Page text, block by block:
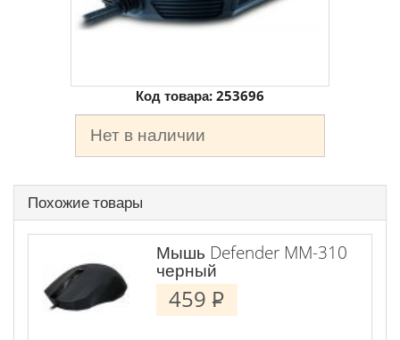
Код товара: 253696
Нет в наличии
Похожие товары
Мышь Defender MM-310
черный
459 P